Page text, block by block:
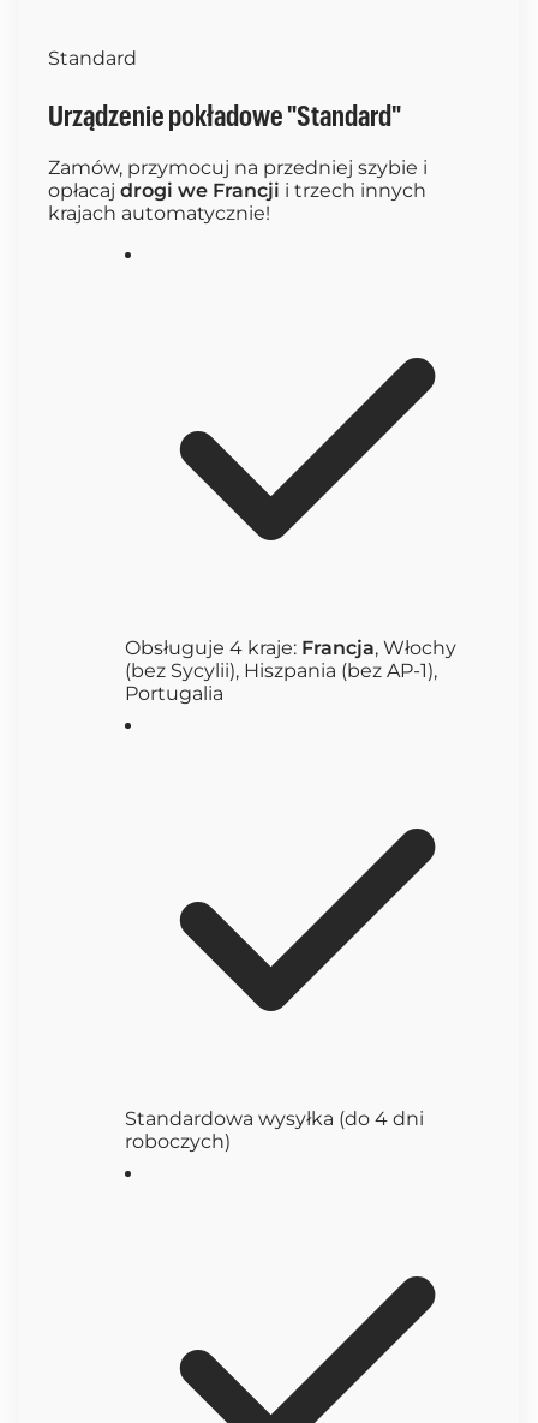
Standard
Urządzenie pokładowe "Standard"
Zamów, przymocuj na przedniej szybie i
opłacaj drogi we Francji i trzech innych
krajach automatycznie!
Obsługuje 4 kraje: Francja, Włochy
(bez Sycylii), Hiszpania (bez AP-1),
Portugalia
Standardowa wysyłka (do 4 dni
roboczych)